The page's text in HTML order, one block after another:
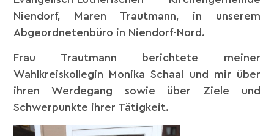
Niendorf, Maren Trautmann, in unserem
Abgeordnetenbüro in Niendorf-Nord.
Frau Trautmann berichtete meiner
Wahlkreiskollegin Monika Schaal und mir über
ihren Werdegang sowie über Ziele und
Schwerpunkte ihrer Tätigkeit.